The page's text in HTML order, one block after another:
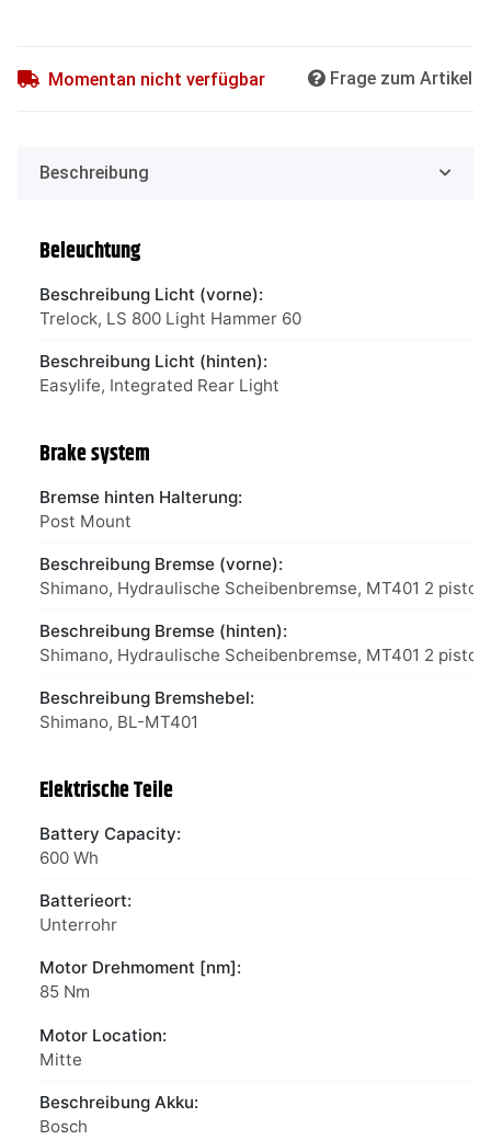
Momentan nicht verfügbar Frage zum Artikel
Beschreibung
Beleuchtung
Beschreibung Licht (vorne):
Trelock, LS 800 Light Hammer 60
Beschreibung Licht (hinten):
Easylife, Integrated Rear Light
Brake system
Bremse hinten Halterung:
Post Mount
Beschreibung Bremse (vorne):
Shimano, Hydraulische Scheibenbremse, MT401 2
Beschreibung Bremse (hinten):
Shimano, Hydraulische Scheibenbremse, MT401 2
Beschreibung Bremshebel:
Shimano, BL-MT401
Elektrische Teile
Battery Capacity:
600 Wh
Batterieort:
Unterrohr
Motor Drehmoment [nm]:
85 Nm
Motor Location:
Mitte
Beschreibung Akku:
Bosch